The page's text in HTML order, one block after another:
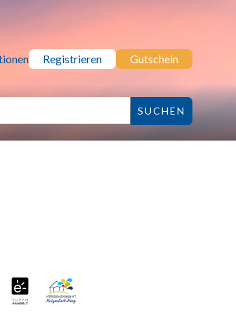
Registrieren Gutschein